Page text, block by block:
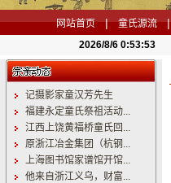
网站首页 | 童氏源流 |
2026/8/6 0:53:54
记摄影家童汉芳先生
福建永定童氏祭祖活动...
江西上饶黄福桥童氏回...
原浙江冶金集团（杭钢...
上海图书馆家谱馆开馆...
他来自浙江义乌，财富...